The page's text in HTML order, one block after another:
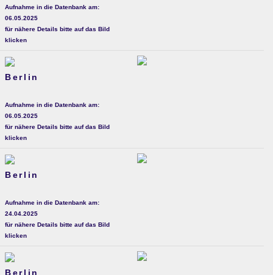
Aufnahme in die Datenbank am:
06.05.2025
für nähere Details bitte auf das Bild
klicken
Berlin
Aufnahme in die Datenbank am:
06.05.2025
für nähere Details bitte auf das Bild
klicken
Berlin
Aufnahme in die Datenbank am:
24.04.2025
für nähere Details bitte auf das Bild
klicken
Berlin